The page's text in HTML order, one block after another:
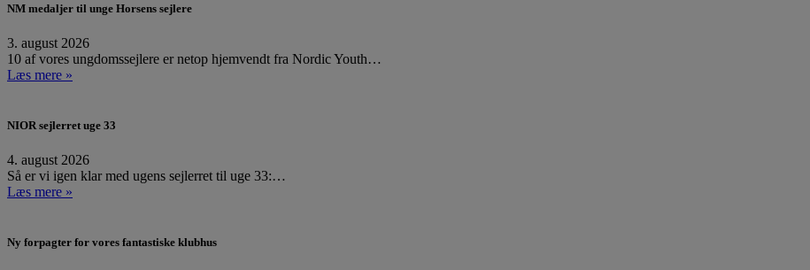
NM medaljer til unge Horsens sejlere
3. august 2026
10 af vores ungdomssejlere er netop hjemvendt fra Nordic Youth…
Læs mere »
NIOR sejlerret uge 33
4. august 2026
Så er vi igen klar med ugens sejlerret til uge 33:…
Læs mere »
Ny forpagter for vores fantastiske klubhus